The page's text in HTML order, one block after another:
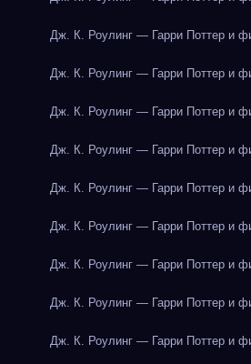
Дж. К. Роулинг — Гарри Поттер и
Дж. К. Роулинг — Гарри Поттер и
Дж. К. Роулинг — Гарри Поттер и
Дж. К. Роулинг — Гарри Поттер и
Дж. К. Роулинг — Гарри Поттер и
Дж. К. Роулинг — Гарри Поттер и
Дж. К. Роулинг — Гарри Поттер и
Дж. К. Роулинг — Гарри Поттер и
Дж. К. Роулинг — Гарри Поттер и